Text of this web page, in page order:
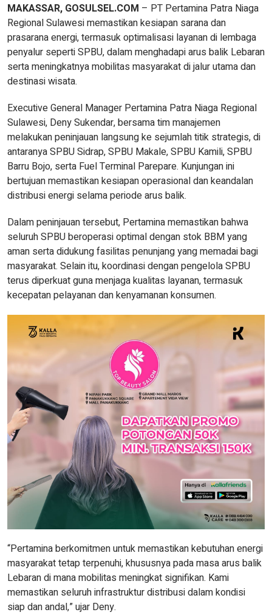
MAKASSAR, GOSULSEL.COM – PT Pertamina Patra Niaga
Regional Sulawesi memastikan kesiapan sarana dan
prasarana energi, termasuk optimalisasi layanan di lembaga
penyalur seperti SPBU, dalam menghadapi arus balik Lebaran
serta meningkatnya mobilitas masyarakat di jalur utama dan
destinasi wisata.
Executive General Manager Pertamina Patra Niaga Regional
Sulawesi, Deny Sukendar, bersama tim manajemen
melakukan peninjauan langsung ke sejumlah titik strategis, di
antaranya SPBU Sidrap, SPBU Makale, SPBU Kamili, SPBU
Barru Bojo, serta Fuel Terminal Parepare. Kunjungan ini
bertujuan memastikan kesiapan operasional dan keandalan
distribusi energi selama periode arus balik.
Dalam peninjauan tersebut, Pertamina memastikan bahwa
seluruh SPBU beroperasi optimal dengan stok BBM yang
aman serta didukung fasilitas penunjang yang memadai bagi
masyarakat. Selain itu, koordinasi dengan pengelola SPBU
terus diperkuat guna menjaga kualitas layanan, termasuk
kecepatan pelayanan dan kenyamanan konsumen.
“Pertamina berkomitmen untuk memastikan kebutuhan energi
masyarakat tetap terpenuhi, khususnya pada masa arus balik
Lebaran di mana mobilitas meningkat signifikan. Kami
memastikan seluruh infrastruktur distribusi dalam kondisi
siap dan andal,” ujar Deny.